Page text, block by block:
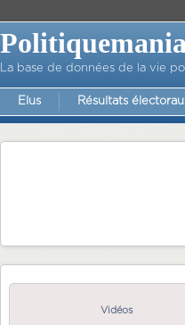
Politiquemania
La base de données de la vie
Elus Résultats
Vidéos